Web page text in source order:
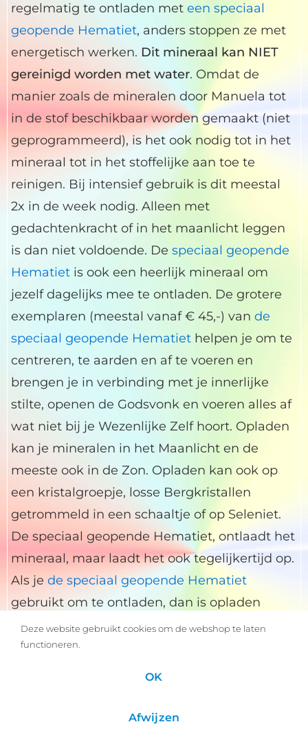
regelmatig te ontladen meteen speciaal
geopende Hematiet, anders stoppen ze met
energetisch werken. Dit mineraal kan NIET
gereinigd worden met water. Omdat de
manier zoals de mineralen door Manuela tot
in de stof beschikbaar worden gemaakt (niet
geprogrammeerd), is het ook nodig tot in het
mineraal tot in het stoffelijke aan toe te
reinigen. Bij intensief gebruik is dit meestal
2x in de week nodig. Alleen met
gedachtenkracht of in het maanlicht leggen
is dan niet voldoende. De speciaal geopende
Hematietis ook een heerlijk mineraal om
jezelf dagelijks mee te ontladen. De grotere
exemplaren (meestal vanaf € 45,-) van de
speciaal geopende Hematiethelpen je om te
centreren, te aarden en af te voeren en
brengen je in verbinding met je innerlijke
stilte, openen de Godsvonk en voeren alles af
wat niet bij je Wezenlijke Zelf hoort. Opladen
kan je mineralen in het Maanlicht en de
meeste ook in de Zon. Opladen kan ook op
een kristalgroepje, losse Bergkristallen
getrommeld in een schaaltje of op Seleniet.
De speciaal geopende Hematiet, ontlaadt het
mineraal, maar laadt het ook tegelijkertijd op.
Als je de speciaal geopende Hematiet
gebruikt om te ontladen, dan is opladen
minder nodig, omdat ook voor de kristallen
en mineralen de centrering hersteld wordt en
Deze website gebruikt cookies om de webshop te laten
functioneren.
OK
Afwijzen